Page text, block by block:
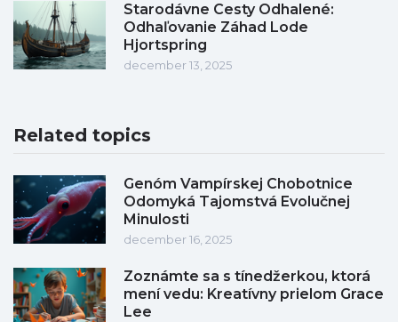
Starodávne Cesty Odhalené:
Odhaľovanie Záhad Lode
Hjortspring
december 13, 2025
Related topics
Genóm Vampírskej Chobotnice
Odomyká Tajomstvá Evolučnej
Minulosti
december 16, 2025
Zoznámte sa s tínedžerkou, ktorá
mení vedu: Kreatívny prielom Grace
Lee